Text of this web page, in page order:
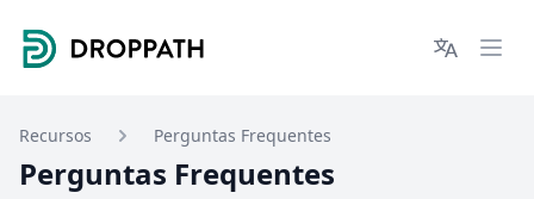
Droppath
Languages
Recursos Perguntas Frequentes
Perguntas Frequentes